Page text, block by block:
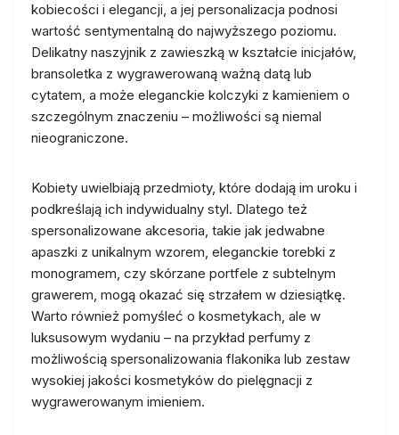
kobiecości i elegancji, a jej personalizacja podnosi
wartość sentymentalną do najwyższego poziomu.
Delikatny naszyjnik z zawieszką w kształcie inicjałów,
bransoletka z wygrawerowaną ważną datą lub
cytatem, a może eleganckie kolczyki z kamieniem o
szczególnym znaczeniu – możliwości są niemal
nieograniczone.
Kobiety uwielbiają przedmioty, które dodają im uroku i
podkreślają ich indywidualny styl. Dlatego też
spersonalizowane akcesoria, takie jak jedwabne
apaszki z unikalnym wzorem, eleganckie torebki z
monogramem, czy skórzane portfele z subtelnym
grawerem, mogą okazać się strzałem w dziesiątkę.
Warto również pomyśleć o kosmetykach, ale w
luksusowym wydaniu – na przykład perfumy z
możliwością spersonalizowania flakonika lub zestaw
wysokiej jakości kosmetyków do pielęgnacji z
wygrawerowanym imieniem.